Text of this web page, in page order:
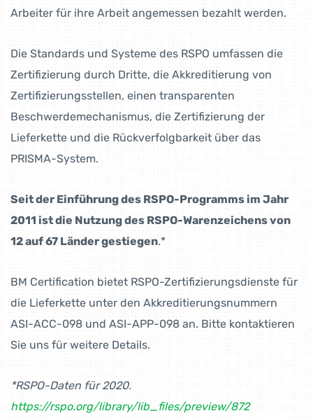
Arbeiter für ihre Arbeit angemessen bezahlt werden.
Die Standards und Systeme des RSPO umfassen die
Zertifizierung durch Dritte, die Akkreditierung von
Zertifizierungsstellen, einen transparenten
Beschwerdemechanismus, die Zertifizierung der
Lieferkette und die Rückverfolgbarkeit über das
PRISMA-System.
Seit der Einführung des RSPO-Programms im Jahr
2011 ist die Nutzung des RSPO-Warenzeichens von
12 auf 67 Länder gestiegen.*
BM Certification bietet RSPO-Zertifizierungsdienste für
die Lieferkette unter den Akkreditierungsnummern
ASI-ACC-098 und ASI-APP-098 an. Bitte kontaktieren
Sie uns für weitere Details.
*RSPO-Daten für 2020.
https://rspo.org/library/lib_files/preview/872